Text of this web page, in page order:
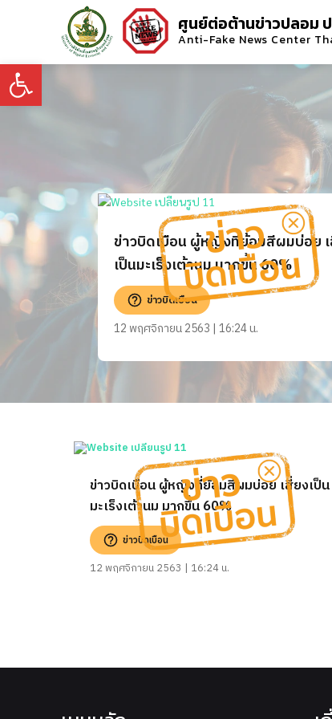
Open toolbar
ศูนย์ต่อต้านข่าวปลอม ป
Anti-Fake News Center
ข่าวบิดเบือน ผู้หญิงที่ย้อมสีผมบ่อย
เป็นมะเร็งเต้านม มากขึ้น 60%
ข่าวบิดเบือน
12 พฤศจิกายน 2563 | 16:24 น.
ข่าวบิดเบือน ผู้หญิงที่ย้อมสีผมบ่อย เสี่ยงเป็น
มะเร็งเต้านม มากขึ้น 60%
ข่าวบิดเบือน
12 พฤศจิกายน 2563 | 16:24 น.